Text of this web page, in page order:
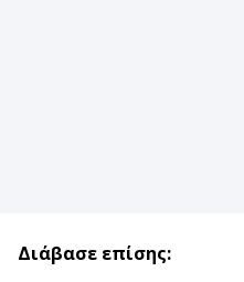
Διάβασε επίσης: